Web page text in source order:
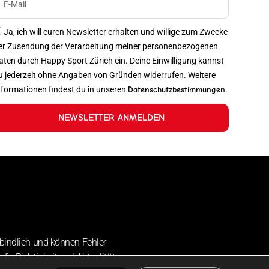
Ja, ich will euren Newsletter erhalten und willige zum Zwecke
Zusendung der Verarbeitung meiner personenbezogenen
durch Happy Sport Zürich ein. Deine Einwilligung kannst
jederzeit ohne Angaben von Gründen widerrufen. Weitere
findest du in unseren Datenschutzbestimmungen.
NEWSLETTER ANMELDEN
und können Fehler
Richtigkeit und Aktualität